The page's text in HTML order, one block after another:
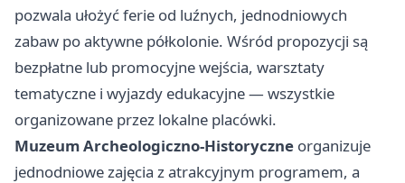
pozwala ułożyć ferie od luźnych, jednodniowych
zabaw po aktywne półkolonie. Wśród propozycji są
bezpłatne lub promocyjne wejścia, warsztaty
tematyczne i wyjazdy edukacyjne — wszystkie
organizowane przez lokalne placówki.
Muzeum Archeologiczno-Historyczne organizuje
jednodniowe zajęcia z atrakcyjnym programem, a